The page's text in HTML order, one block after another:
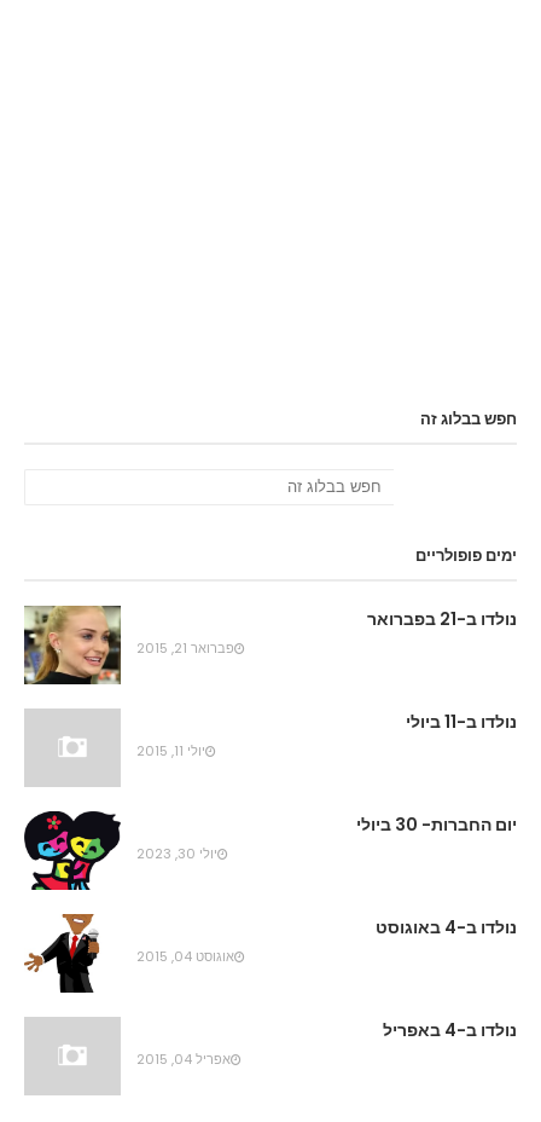
חפש בבלוג זה
ימים פופולריים
נולדו ב-21 בפברואר
פברואר 21, 2015
נולדו ב-11 ביולי
יולי 11, 2015
יום החברות- 30 ביולי
יולי 30, 2023
נולדו ב-4 באוגוסט
אוגוסט 04, 2015
נולדו ב-4 באפריל
אפריל 04, 2015